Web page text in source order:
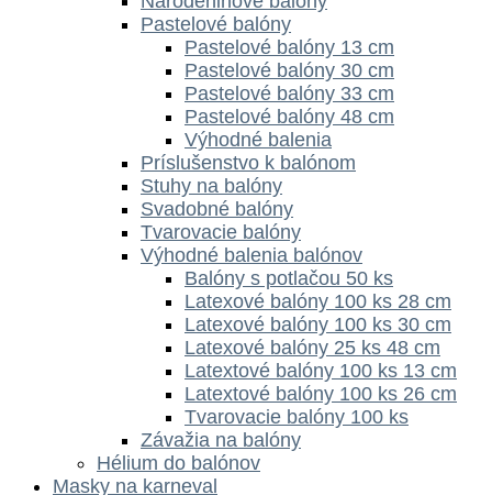
Pastelové balóny
Pastelové balóny 13 cm
Pastelové balóny 30 cm
Pastelové balóny 33 cm
Pastelové balóny 48 cm
Výhodné balenia
Príslušenstvo k balónom
Stuhy na balóny
Svadobné balóny
Tvarovacie balóny
Výhodné balenia balónov
Balóny s potlačou 50 ks
Latexové balóny 100 ks 28 cm
Latexové balóny 100 ks 30 cm
Latexové balóny 25 ks 48 cm
Latextové balóny 100 ks 13 cm
Latextové balóny 100 ks 26 cm
Tvarovacie balóny 100 ks
Závažia na balóny
Hélium do balónov
Masky na karneval